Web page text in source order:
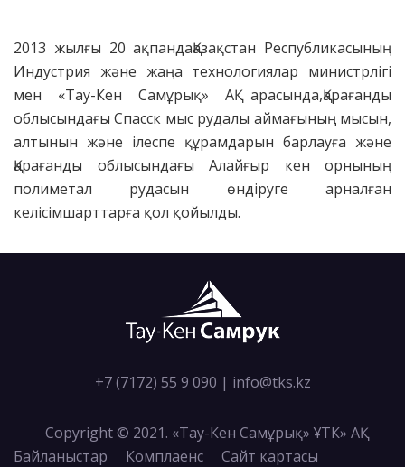
2013 жылғы 20 ақпандаҚазақстан Республикасының
Индустрия және жаңа технологиялар министрлігі
мен «Тау-Кен Самұрық» АҚ арасында,Қарағанды
облысындағы Спасск мыс рудалы аймағының мысын,
алтынын және ілеспе құрамдарын барлауға және
Қарағанды облысындағы Алайғыр кен орнының
полиметал рудасын өндіруге арналған
келісімшарттарға қол қойылды.
+7 (7172) 55 9 090 | info@tks.kz
Copyright © 2021. «Тау-Кен Самұрық» ҰТК» АҚ
Байланыстар
Комплаенс Сайт картасы